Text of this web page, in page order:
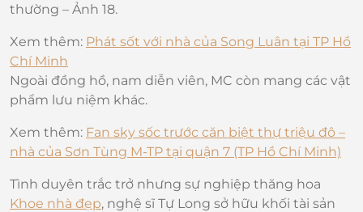
thường – Ảnh 18.
Xem thêm: Phát sốt với nhà của Song Luân tại TP Hồ
Chí Minh
Ngoài đồng hồ, nam diễn viên, MC còn mang các vật
phẩm lưu niệm khác.
Xem thêm: Fan sky sốc trước căn biệt thự triệu đô –
nhà của Sơn Tùng M-TP tại quận 7 (TP Hồ Chí Minh)
Tình duyên trắc trở nhưng sự nghiệp thăng hoa
Khoe nhà đẹp, nghệ sĩ Tự Long sở hữu khối tài sản